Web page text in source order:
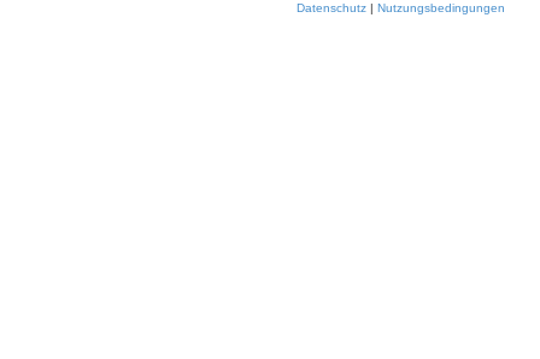
Datenschutz | Nutzungsbedingungen